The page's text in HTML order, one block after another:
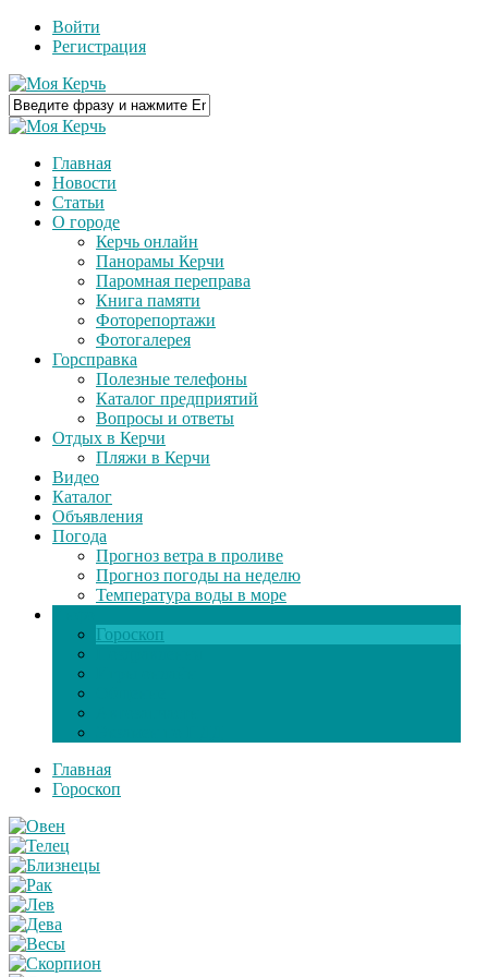
Войти
Регистрация
Главная
Новости
Статьи
О городе
Керчь онлайн
Панорамы Керчи
Паромная переправа
Книга памяти
Фоторепортажи
Фотогалерея
Горсправка
Полезные телефоны
Каталог предприятий
Вопросы и ответы
Отдых в Керчи
Пляжи в Керчи
Видео
Каталог
Объявления
Погода
Прогноз ветра в проливе
Прогноз погоды на неделю
Температура воды в море
Гороскоп
Главная
Гороскоп